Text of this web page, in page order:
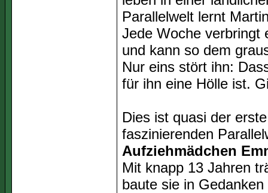
Parallelwelt lernt
Jede Woche verbringt
und kann so dem
Nur eins stört ihn:
für ihn eine Hölle ist.
Dies ist quasi der
faszinierenden
Aufziehmädchen
Mit knapp 13 Jahren
baute sie in